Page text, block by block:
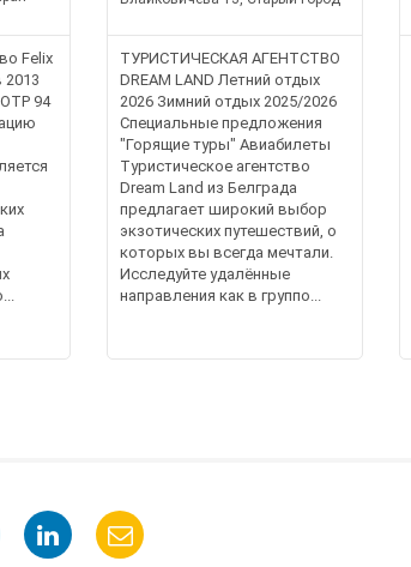
Felix
2013
94
ТУРИСТИЧЕСКАЯ АГЕНТСТВО
DREAM LAND Летний отдых
2026 Зимний отдых 2025/2026
Специальные предложения
"Горящие туры" Авиабилеты
Туристическое агентство
Dream Land из Белграда
предлагает широкий выбор
экзотических путешествий, о
которых вы всегда мечтали.
Исследуйте удалённые
направления как в группо...